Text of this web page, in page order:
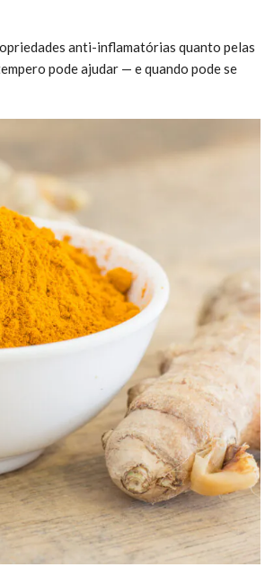
anti-inflamatórias quanto pelas
pode ajudar — e quando pode se